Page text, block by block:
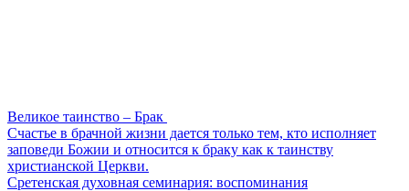
Великое таинство – Брак
Счастье в брачной жизни дается только тем, кто исполняет
заповеди Божии и относится к браку как к таинству
христианской Церкви.
Сретенская духовная семинария: воспоминания